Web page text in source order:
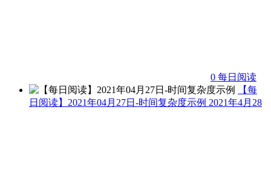
0 每日阅读
【每
日阅读】2021年04月27日-时间复杂度示例 2021年4月28